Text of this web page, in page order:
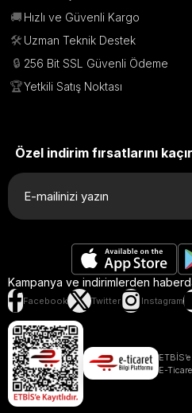
🚚 Hızlı ve Güvenli Kargo
🛠️ Uzman Teknik Destek
🔒 256 Bit SSL Güvenli Ödeme
🏆Yetkili Satış Noktası
Özel indirim fırsatlarını
Kampanya ve indirimlerden
Facebook Twitter Instagram
E-